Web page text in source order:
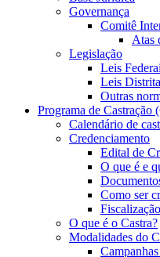
Governança
Comitê
Atas
Legislação
Leis
Leis
Outras
Programa de Castração
Calendário de
Credenciamento
Edital de
O que é e
Como ser
Fiscalização
O que é o Castra?
Modalidades do